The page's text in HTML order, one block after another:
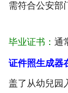
需符合公安部
毕业证书： 通
证件照生成器
盖了从幼兒园